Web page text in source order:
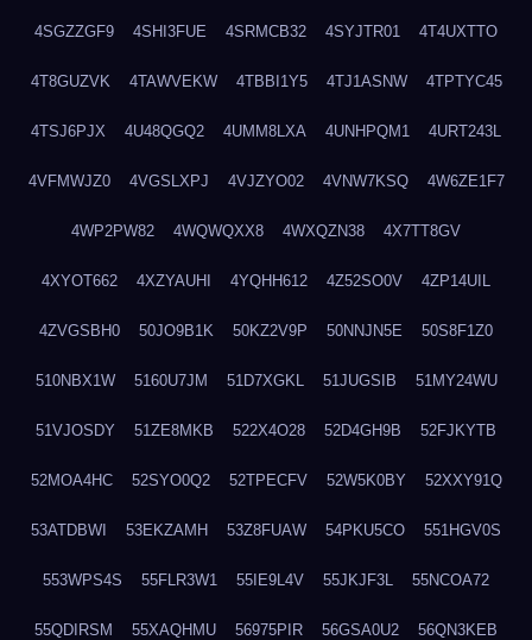
4SGZZGF9 4SHI3FUE 4SRMCB32 4SYJTR01 4T4UXTTO
4T8GUZVK 4TAWVEKW 4TBBI1Y5 4TJ1ASNW 4TPTYC45
4TSJ6PJX 4U48QGQ2 4UMM8LXA 4UNHPQM1 4URT243L
4VFMWJZ0 4VGSLXPJ 4VJZYO02 4VNW7KSQ 4W6ZE1F7
4WP2PW82 4WQWQXX8 4WXQZN38 4X7TT8GV
4XYOT662 4XZYAUHI 4YQHH612 4Z52SO0V 4ZP14UIL
4ZVGSBH0 50JO9B1K 50KZ2V9P 50NNJN5E 50S8F1Z0
510NBX1W 5160U7JM 51D7XGKL 51JUGSIB 51MY24WU
51VJOSDY 51ZE8MKB 522X4O28 52D4GH9B 52FJKYTB
52MOA4HC 52SYO0Q2 52TPECFV 52W5K0BY 52XXY91Q
53ATDBWI 53EKZAMH 53Z8FUAW 54PKU5CO 551HGV0S
553WPS4S 55FLR3W1 55IE9L4V 55JKJF3L 55NCOA72
55QDIRSM 55XAQHMU 56975PIR 56GSA0U2 56QN3KEB